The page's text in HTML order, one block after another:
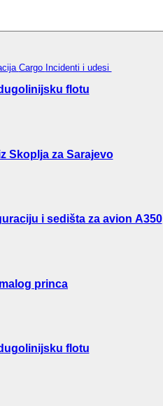
Cargo Incidenti i udesi
flotu
Skoplja za Sarajevo
i sedišta za avion A350
princa
flotu